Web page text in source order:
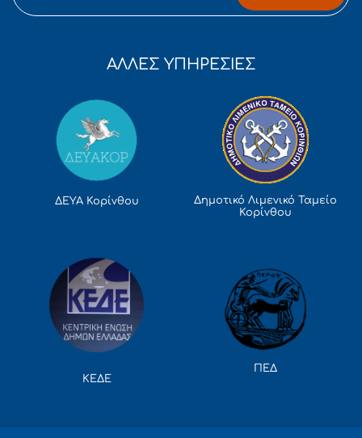
ΑΛΛΕΣ ΥΠΗΡΕΣΙΕΣ
ΔΕΥΑ Κορίνθου
Δημοτικό Λιμενικό Ταμείο
Κορίνθου
ΚΕΔΕ
ΠΕΔ